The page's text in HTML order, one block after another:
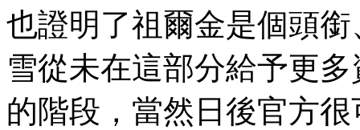
也證明了祖爾金是個頭
雪從未在這部分給予更
的階段，當然日後官方